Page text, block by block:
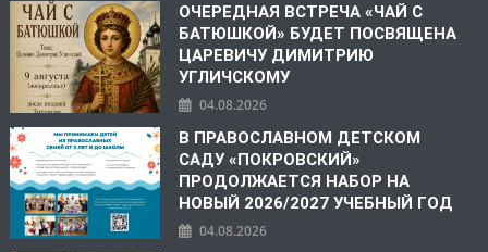
ОЧЕРЕДНАЯ ВСТРЕЧА «ЧАЙ С
БАТЮШКОЙ» БУДЕТ ПОСВЯЩЕНА
ЦАРЕВИЧУ ДИМИТРИЮ
УГЛИЧСКОМУ
04.08.2026
В ПРАВОСЛАВНОМ ДЕТСКОМ
САДУ «ПОКРОВСКИЙ»
ПРОДОЛЖАЕТСЯ НАБОР НА
НОВЫЙ 2026/2027 УЧЕБНЫЙ ГОД
04.08.2026